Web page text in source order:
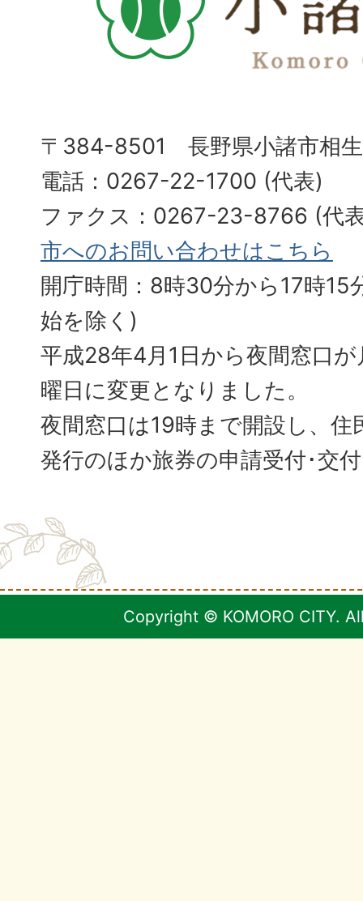
〒384-8501 長野県小諸市相
電話：0267-22-1700 (代表)
ファクス：0267-23-8766 (
市へのお問い合わせはこちら
開庁時間：8時30分から17時15
始を除く)
平成28年4月1日から夜間窓口
曜日に変更となりました。
夜間窓口は19時まで開設し、住
発行のほか旅券の申請受付･交
Copyright © KOMORO CITY.